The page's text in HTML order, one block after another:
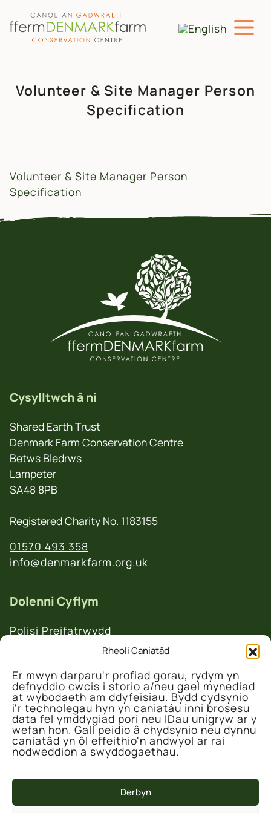
Rheoli Caniatâd
Er mwyn darparu'r profiad gorau, rydym yn
defnyddio cwcis i storio a/neu gael mynediad
at wybodaeth am ddyfeisiau. Bydd cydsynio
i'r technolegau hyn yn caniatáu inni brosesu
data fel ymddygiad pori neu IDau unigryw ar y
wefan hon. Gall peidio â chydsynio neu dynnu
caniatâd yn ôl effeithio'n andwyol ar rai
nodweddion a swyddogaethau.
Derbyn
PRIF LYWIO
Volunteer & Site Manager Person
Specification
Volunteer & Site Manager Person
Specification
Cysylltwch â ni
Shared Earth Trust
Denmark Farm Conservation Centre
Betws Bledrws
Lampeter
SA48 8PB
Registered Charity No. 1183155
01570 493 358
info@denmarkfarm.org.uk
Dolenni Cyflym
Polisi Preifatrwydd
Telerau ac Amodau
© 2026 Canolfan Gadwraeth Fferm Denmarc